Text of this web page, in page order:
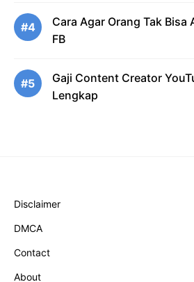
#4
Cara Agar Orang Tak Bisa
FB
#5
Gaji Content Creator
Lengkap
Disclaimer
DMCA
Contact
About